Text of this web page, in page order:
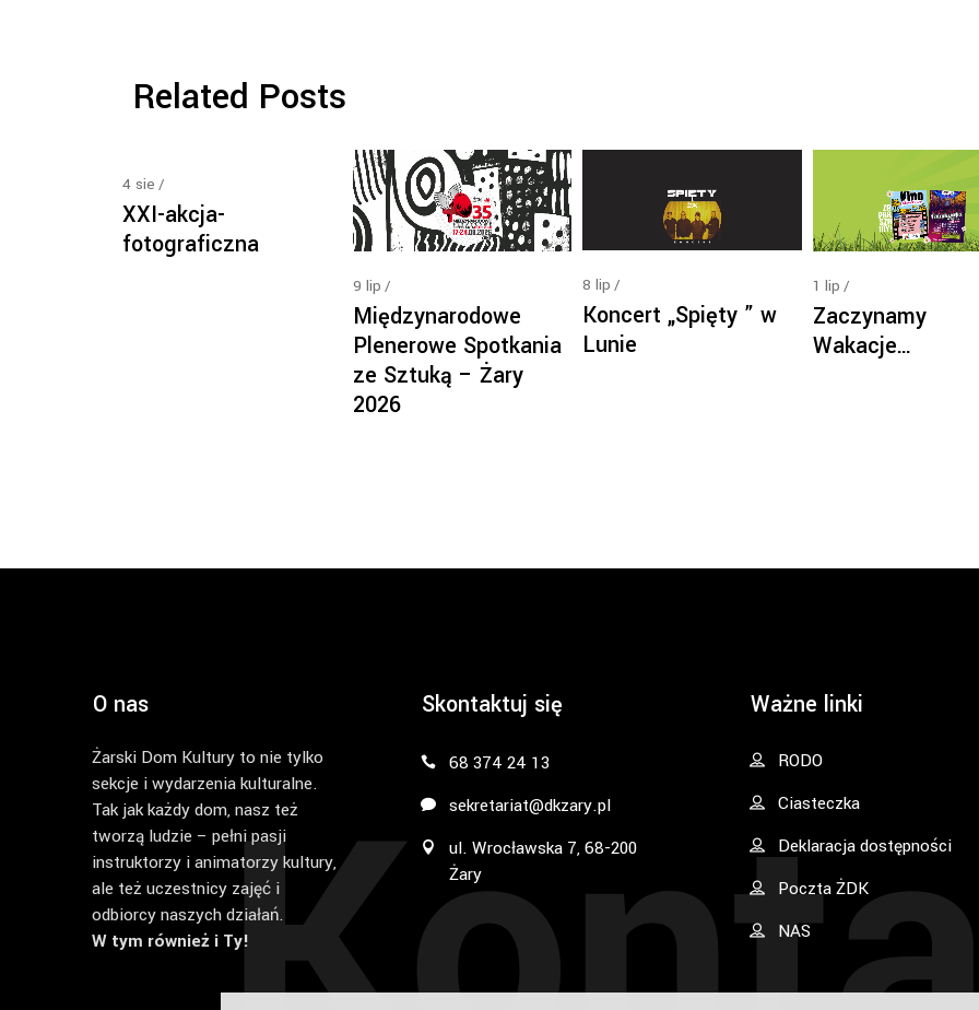
Related Posts
4 sie
XXI-akcja-
fotograficzna
9 lip
Międzynarodowe
Plenerowe Spotkania
ze Sztuką – Żary
2026
8 lip
Koncert „Spięty ” w
Lunie
1 lip
Zaczynamy
Wakacje…
O nas
Żarski Dom Kultury to nie tylko
sekcje i wydarzenia kulturalne.
Tak jak każdy dom, nasz też
tworzą ludzie – pełni pasji
instruktorzy i animatorzy kultury,
ale też uczestnicy zajęć i
odbiorcy naszych działań.
W tym również i Ty!
Skontaktuj się
68 374 24 13
sekretariat@dkzary.pl
ul. Wrocławska 7, 68-200
Żary
Ważne linki
RODO
Ciasteczka
Deklaracja dostępności
Poczta ŻDK
NAS